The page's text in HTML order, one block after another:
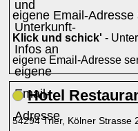
Klick und schick' -
eigene Email-Adresse
Hotel
54294 Trier, Kölner Strasse